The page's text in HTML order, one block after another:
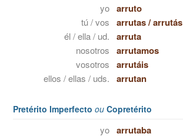
yo arruto
tú / vos arrutas/arrutás
él / ella / ud. arruta
nosotros arrutamos
vosotros arrutáis
ellos / ellas / uds. arrutan
Pretérito Imperfecto ou Copretérito
yo arrutaba